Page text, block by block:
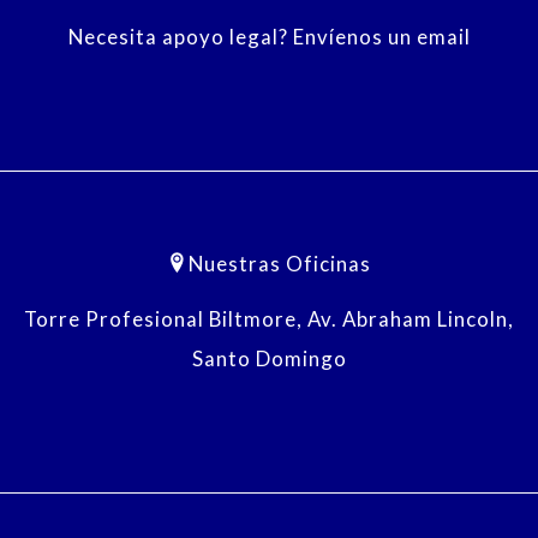
Necesita apoyo legal? Envíenos un email
Nuestras Oficinas
Torre Profesional Biltmore, Av. Abraham Lincoln,
Santo Domingo